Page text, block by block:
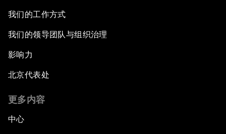
我们的工作方式
我们的领导团队与组织治理
影响力
北京代表处
更多内容
中心